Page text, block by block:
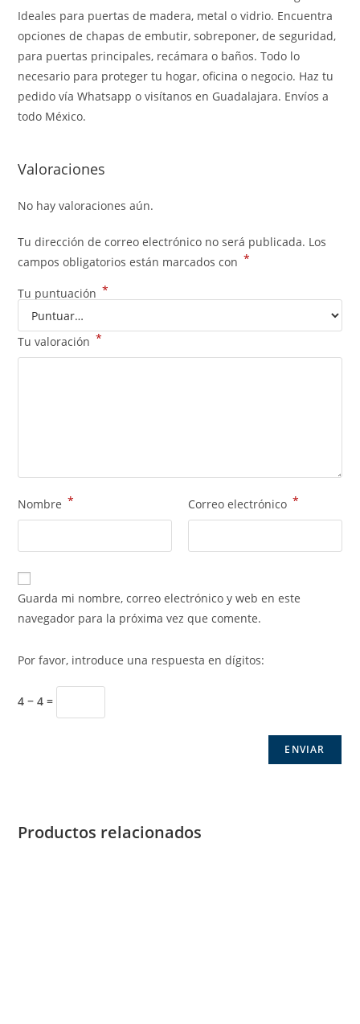
Ideales para puertas de madera, metal o vidrio. Encuentra
opciones de chapas de embutir, sobreponer, de seguridad,
para puertas principales, recámara o baños. Todo lo
necesario para proteger tu hogar, oficina o negocio. Haz tu
pedido vía Whatsapp o visítanos en Guadalajara. Envíos a
todo México.
Valoraciones
No hay valoraciones aún.
Tu dirección de correo electrónico no será publicada. Los
campos obligatorios están marcados con *
Tu puntuación *
Tu valoración *
Nombre * Correo electrónico *
Guarda mi nombre, correo electrónico y web en este
navegador para la próxima vez que comente.
Por favor, introduce una respuesta en dígitos:
4 − 4 =
Productos relacionados